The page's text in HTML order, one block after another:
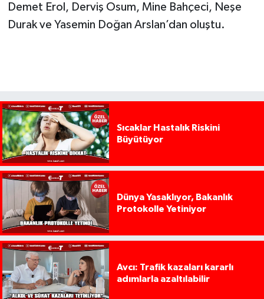
Demet Erol, Derviş Osum, Mine Bahçeci, Neşe
Durak ve Yasemin Doğan Arslan’dan oluştu.
Sıcaklar Hastalık Riskini
Büyütüyor
Dünya Yasaklıyor, Bakanlık
Protokolle Yetiniyor
Avcı: Trafik kazaları kararlı
adımlarla azaltılabilir